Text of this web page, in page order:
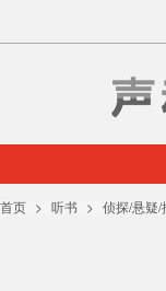
首页 听书 侦探/悬疑/